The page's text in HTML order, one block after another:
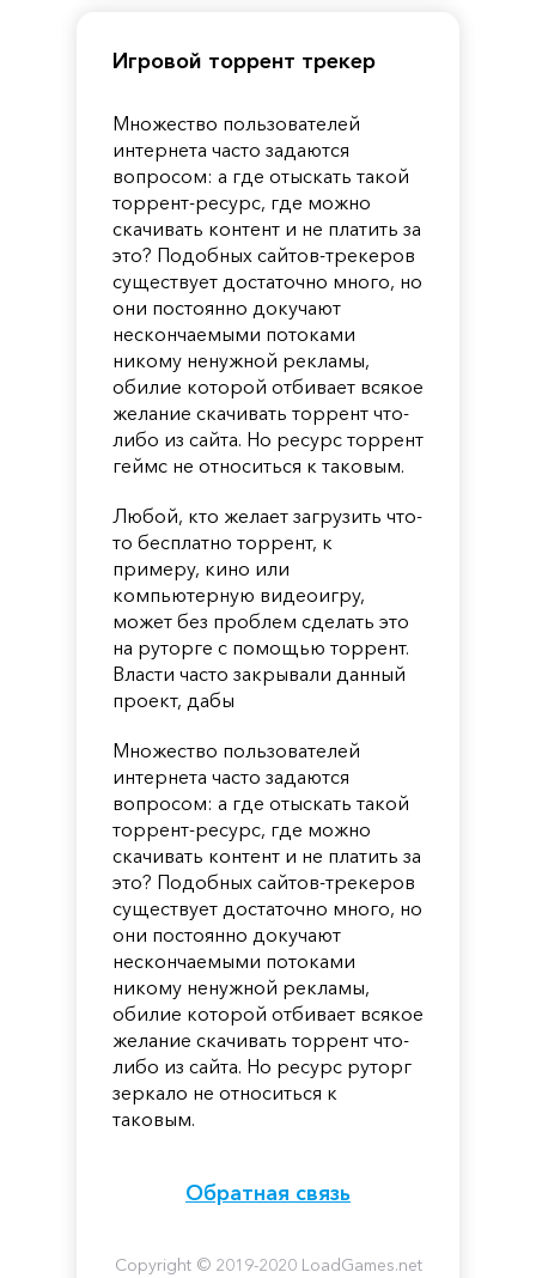
Игровой торрент трекер
Множество пользователей
интернета часто задаются
вопросом: а где отыскать такой
торрент-ресурс, где можно
скачивать контент и не платить за
это? Подобных сайтов-трекеров
существует достаточно много, но
они постоянно докучают
нескончаемыми потоками
никому ненужной рекламы,
обилие которой отбивает всякое
желание скачивать торрент что-
либо из сайта. Но ресурс торрент
геймс не относиться к таковым.
Любой, кто желает загрузить что-
то бесплатно торрент, к
примеру, кино или
компьютерную видеоигру,
может без проблем сделать это
на руторге с помощью торрент.
Власти часто закрывали данный
проект, дабы
Множество пользователей
интернета часто задаются
вопросом: а где отыскать такой
торрент-ресурс, где можно
скачивать контент и не платить за
это? Подобных сайтов-трекеров
существует достаточно много, но
они постоянно докучают
нескончаемыми потоками
никому ненужной рекламы,
обилие которой отбивает всякое
желание скачивать торрент что-
либо из сайта. Но ресурс руторг
зеркало не относиться к
таковым.
Обратная связь
Copyright © 2019-2020 LoadGames.net